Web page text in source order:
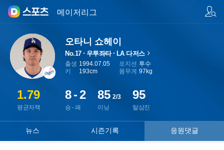
메이저리그
오타니 쇼헤이
No.17 우투좌타 LA 다저스
출생 1994.07.05
키
193cm
포지션 투수
몸무게 97kg
평균자책
1.79
승 - 패
8-2
이닝
85 2/3
탈삼진
95
뉴스 시즌기록 응원댓글